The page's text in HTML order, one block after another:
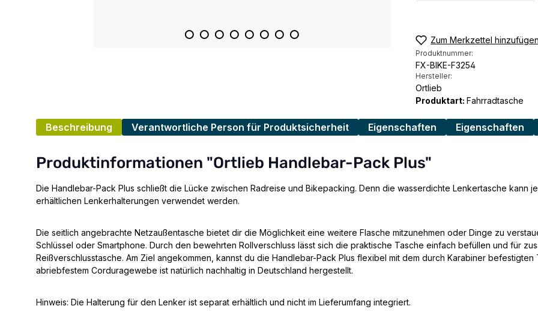
Zum Merkzettel hinzufügen
Produktnummer:
FX-BIKE-F3254
Hersteller:
Ortlieb
Produktart: Fahrradtasche
Beschreibung Verantwortliche Person für Produktsicherheit Eigenschaften Eigenschaften
Produktinformationen "Ortlieb Handlebar-Pack Plus"
Die Handlebar-Pack Plus schließt die Lücke zwischen Radreise und Bikepacking. Denn die wasserdichte Lenkertasche kann
erhältlichen Lenkerhalterungen verwendet werden.
Die seitlich angebrachte Netzaußentasche bietet dir die Möglichkeit eine weitere Flasche mitzunehmen oder Dinge zu
Schlüssel oder Smartphone. Durch den bewehrten Rollverschluss lässt sich die praktische Tasche einfach befüllen und für
Reißverschlusstasche. Am Ziel angekommen, kannst du die Handlebar-Pack Plus flexibel mit dem durch Karabiner
abriebfestem Corduragewebe ist natürlich nachhaltig in Deutschland hergestellt.
Hinweis: Die Halterung für den Lenker ist separat erhältlich und nicht im Lieferumfang integriert.